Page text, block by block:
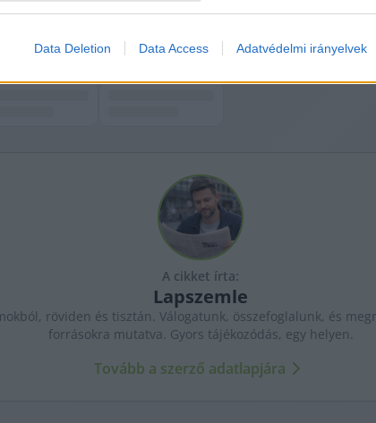
Data Deletion Data Access Adatvédelmi irányelvek
A cikket írta:
Lapszemle
röviden és tisztán. Válogatunk, összefoglalunk, és
forrásokra mutatva. Gyors tájékozódás, egy helyen.
Tovább a szerző adatlapjára